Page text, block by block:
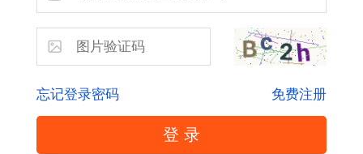
忘记登录密码 免费注册